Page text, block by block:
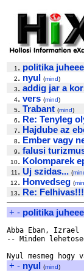
1 . politika
2. nyul (mind)
3. addig jar a
4. vers (mind)
5. Trabant (mind)
6. Re: Tenyleg
7. Hajdube az
8. Ember vagy
9. falusi
10. Kolomparek
11 . Uj szidas... (
12. Honvedseg (
13. Re: Felhivas!!!
+ - politika
Abba Eban, Izrael
-- Minden
+ - nyul (mind)